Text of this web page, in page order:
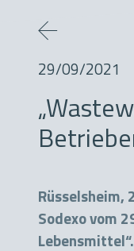
29/09/2021
Rüsselsheim,
Sodexo vom
Lebensmittel“.